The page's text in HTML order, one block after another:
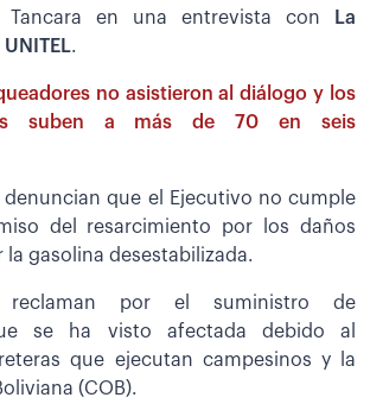
Tancara en una entrevista con
La
.
no asistieron al diálogo y los
suben a más de 70 en seis
denuncian que el Ejecutivo no cumple
del resarcimiento por los daños
gasolina desestabilizada.
reclaman por el suministro de
se ha visto afectada debido al
que ejecutan campesinos y la
(COB).